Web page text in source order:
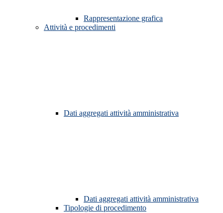
Rappresentazione grafica
Attività e procedimenti
Dati aggregati attività amministrativa
Dati aggregati attività amministrativa
Tipologie di procedimento